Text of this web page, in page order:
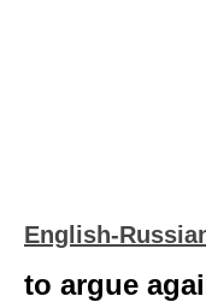
English-
to argue